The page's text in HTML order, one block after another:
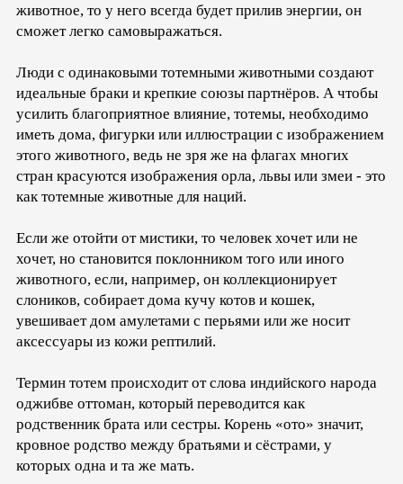
животное, то у него всегда будет прилив энергии, он
сможет легко самовыражаться.
Люди с одинаковыми тотемными животными создают
идеальные браки и крепкие союзы партнёров. А чтобы
усилить благоприятное влияние, тотемы, необходимо
иметь дома, фигурки или иллюстрации с изображением
этого животного, ведь не зря же на флагах многих
стран красуются изображения орла, львы или змеи - это
как тотемные животные для наций.
Если же отойти от мистики, то человек хочет или не
хочет, но становится поклонником того или иного
животного, если, например, он коллекционирует
слоников, собирает дома кучу котов и кошек,
увешивает дом амулетами с перьями или же носит
аксессуары из кожи рептилий.
Термин тотем происходит от слова индийского народа
оджибве оттоман, который переводится как
родственник брата или сестры. Корень «ото» значит,
кровное родство между братьями и сёстрами, у
которых одна и та же мать.